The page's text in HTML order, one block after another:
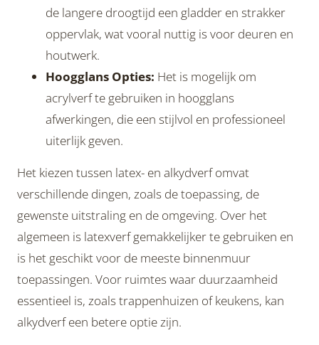
de langere droogtijd een gladder en strakker
oppervlak, wat vooral nuttig is voor deuren en
houtwerk.
Hoogglans Opties: Het is mogelijk om
acrylverf te gebruiken in hoogglans
afwerkingen, die een stijlvol en professioneel
uiterlijk geven.
Het kiezen tussen latex- en alkydverf omvat
verschillende dingen, zoals de toepassing, de
gewenste uitstraling en de omgeving. Over het
algemeen is latexverf gemakkelijker te gebruiken en
is het geschikt voor de meeste binnenmuur
toepassingen. Voor ruimtes waar duurzaamheid
essentieel is, zoals trappenhuizen of keukens, kan
alkydverf een betere optie zijn.